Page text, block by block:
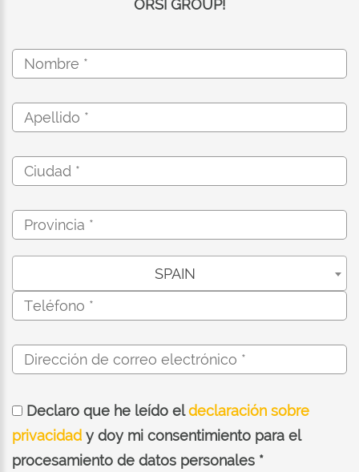
ORSI GROUP!
SPAIN
Declaro que he leído eldeclaración sobre
privacidad y doy mi consentimiento para el
procesamiento de datos personales *